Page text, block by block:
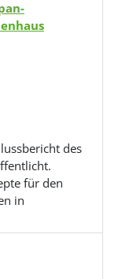
des
für den
in